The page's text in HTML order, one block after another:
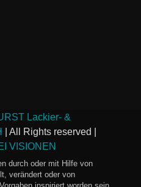
Lackier- &
| All Rights reserved |
VISIONEN
durch oder mit Hilfe von
verändert oder von